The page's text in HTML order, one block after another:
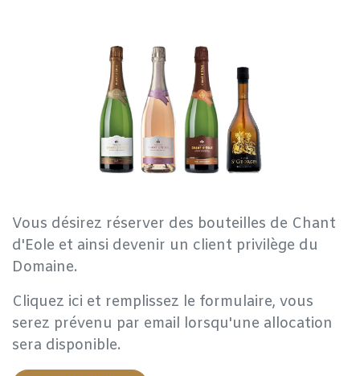
Vous désirez réserver des bouteilles de Chant
d'Eole et ainsi devenir un client privilège du
Domaine.
Cliquez ici et remplissez le formulaire, vous
serez prévenu par email lorsqu'une allocation
sera disponible.